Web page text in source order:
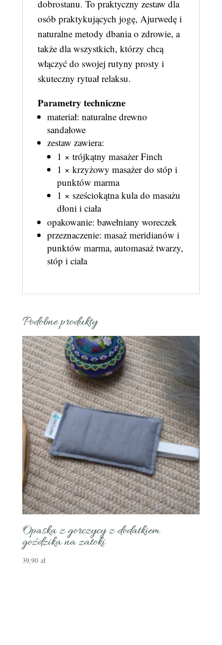
dobrostanu. To praktyczny zestaw dla
osób praktykujących jogę, Ajurwedę i
naturalne metody dbania o zdrowie, a
także dla wszystkich, którzy chcą
włączyć do swojej rutyny prosty i
skuteczny rytuał relaksu.
Parametry techniczne
materiał: naturalne drewno
sandałowe
zestaw zawiera:
1 × trójkątny masażer Finch
1 × krzyżowy masażer do stóp i
punktów marma
1 × sześciokątna kula do masażu
dłoni i ciała
opakowanie: bawełniany woreczek
przeznaczenie: masaż meridianów i
punktów marma, automasaż twarzy,
stóp i ciała
Podobne produkty
Opaska z gorczycy z dodatkiem
goździka na zatoki
39,90 zł